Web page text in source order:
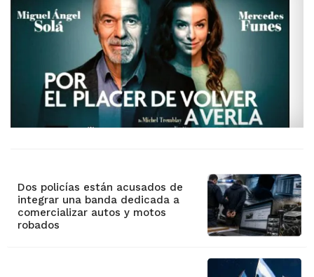
Dos policías están acusados de
integrar una banda dedicada a
comercializar autos y motos
robados